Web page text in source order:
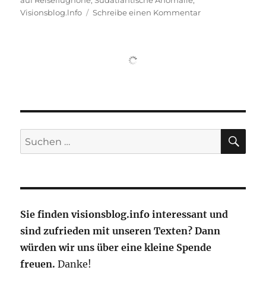
Visionsblog.lnfo
Schreibe einen Kommentarzu
kosmischer
Suche
nach:
Sie finden visionsblog.info interessant und
sind zufrieden mit unseren Texten? Dann
würden wir uns über eine kleine Spende
freuen. Danke!